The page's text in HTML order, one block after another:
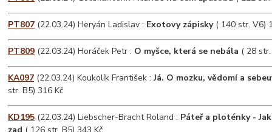
PT807 (22.03.24) Heryán Ladislav : Exotovy zápisky( 140 str. V6)
PT809 (22.03.24) Horáček Petr : O myšce, která se nebála ( 28
KA097 (22.03.24) Koukolík František :Já. O mozku, vědomí a
str. B5) 316 Kč
KD195 (22.03.24) Liebscher-Bracht Roland : Páteř a ploténky -